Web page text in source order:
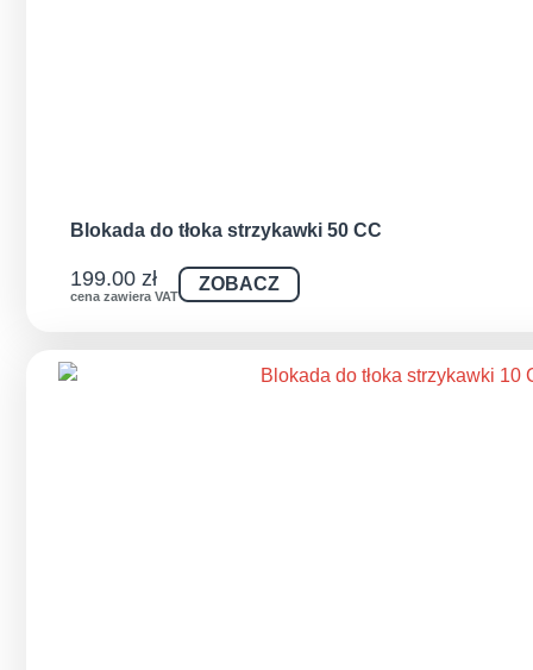
Blokada do tłoka strzykawki 50 CC
199.00 zł
cena zawiera VAT
ZOBACZ